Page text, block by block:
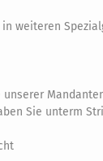
weiteren
Sie unterm